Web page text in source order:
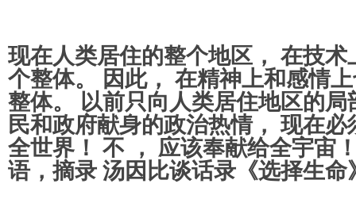
现在人类居住的整个地区， 在技
个整体。 因此， 在精神上和感情
整体。 以前只向人类居住地区的局
民和政府献身的政治热情， 现在
全世界！ 不 ， 应该奉献给全宇宙
语，摘录 汤因比谈话录《选择生命